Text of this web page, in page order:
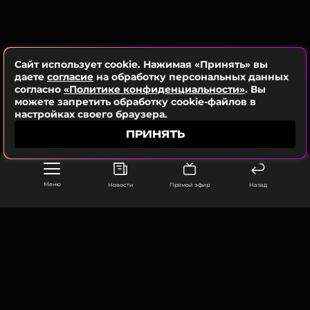
Меню Новости Прямой эфир Назад
ССЫЛКА
Сайт использует cookie. Нажимая «Принять» вы
даете согласие на обработку персональных данных
согласно «Политике конфиденциальности». Вы
можете запретить обработку cookie-файлов в
настройках своего браузера.
ПРИНЯТЬ